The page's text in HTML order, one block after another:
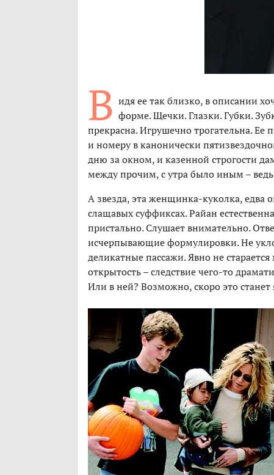
В идя ее так близко, в описании
форме. Щечки. Глазки. Губки.
прекрасна. Игрушечно трогательна. Ее
и номеру в канонически
дню за окном, и казенной строгости
между прочим, с утра было иным –
А звезда, эта женщинка-куколка, едва
слащавых суффиксах. Райан
пристально. Слушает внимательно.
исчерпывающие формулировки. Не
деликатные пассажи. Явно не
открытость – следствие чего-то
Или в ней? Возможно, скоро это станет